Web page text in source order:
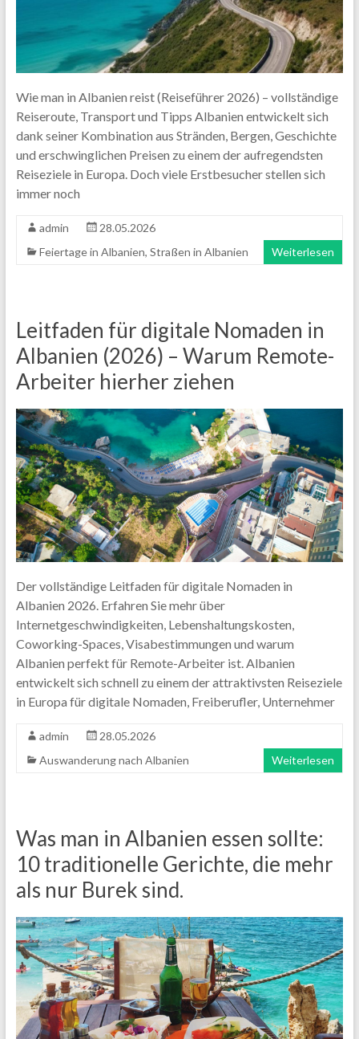
Wie man in Albanien reist (Reiseführer 2026) – vollständige
Reiseroute, Transport und Tipps Albanien entwickelt sich
dank seiner Kombination aus Stränden, Bergen, Geschichte
und erschwinglichen Preisen zu einem der aufregendsten
Reiseziele in Europa. Doch viele Erstbesucher stellen sich
immer noch
admin
28.05.2026
Feiertage in Albanien, Straßen in Albanien Weiterlesen
Leitfaden für digitale Nomaden in
Albanien (2026) – Warum Remote-
Arbeiter hierher ziehen
Der vollständige Leitfaden für digitale Nomaden in
Albanien 2026. Erfahren Sie mehr über
Internetgeschwindigkeiten, Lebenshaltungskosten,
Coworking-Spaces, Visabestimmungen und warum
Albanien perfekt für Remote-Arbeiter ist. Albanien
entwickelt sich schnell zu einem der attraktivsten Reiseziele
in Europa für digitale Nomaden, Freiberufler, Unternehmer
admin
28.05.2026
Auswanderung nach Albanien
Weiterlesen
Was man in Albanien essen sollte:
10 traditionelle Gerichte, die mehr
als nur Burek sind.